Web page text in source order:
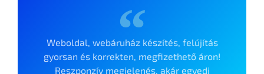
Weboldal, webáruház készítés, felújítás
gyorsan és korrekten, megfizethető áron!
Reszponzív megjelenés, akár egyedi